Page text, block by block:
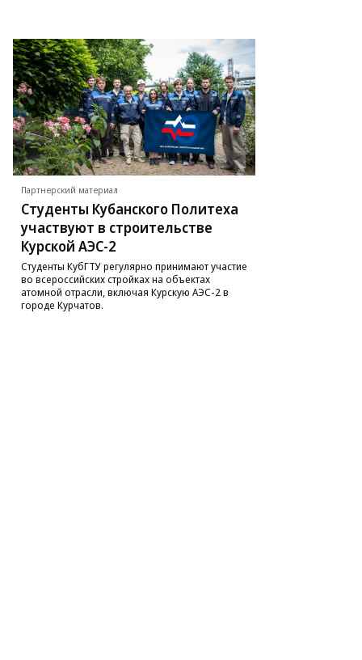
Партнерский материал
Студенты Кубанского Политеха
участвуют в строительстве
Курской АЭС-2
Студенты КубГТУ регулярно принимают участие
во всероссийских стройках на объектах
атомной отрасли, включая Курскую АЭС-2 в
городе Курчатов.